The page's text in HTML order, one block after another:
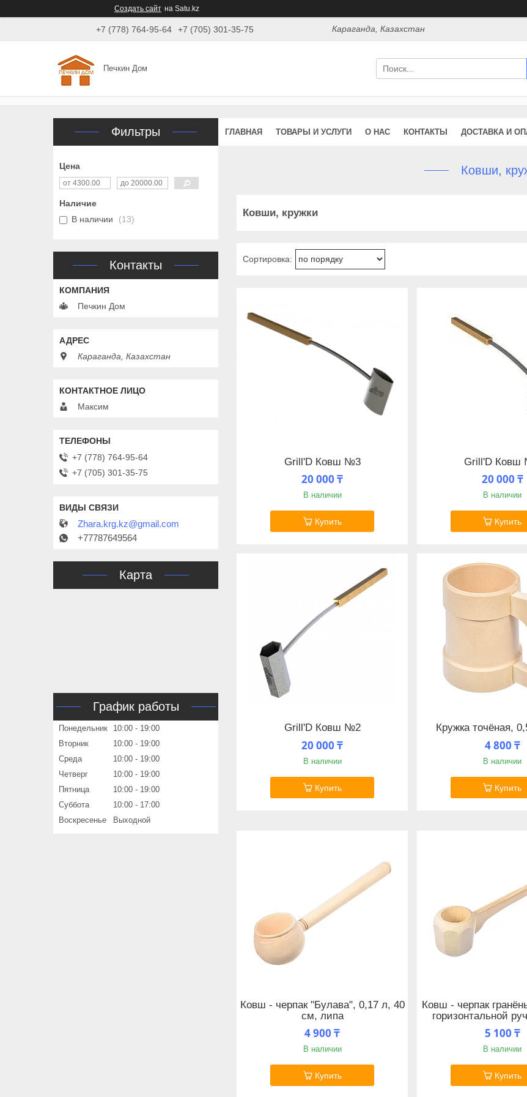
Создать сайт на Satu.kz
+7 (778) 764-95-64 +7 (705) 301-35-75 Караганда, Казахстан
Печкин Дом
ГЛАВНАЯ ТОВАРЫ И УСЛУГИ О НАС КОНТАКТЫ ДОСТАВКА И
Ковши,
Ковши, кружки
Grill'D Ковш №3
20 000 ₸
В наличии
Купить
Grill'D Ковш
20 000 ₸
В наличии
Купить
Grill'D Ковш №2
20 000 ₸
В наличии
Купить
Кружка точёная,
4 800 ₸
В наличии
Купить
Ковш - черпак "Булава", 0,17 л, 40
см, липа
4 900 ₸
В наличии
Купить
Ковш - черпак
горизонтальной
5 100 ₸
В наличии
Купить
Фильтры
Цена
Наличие
В наличии
13
Контакты
Печкин Дом
Караганда, Казахстан
Максим
+7 (778) 764-95-64
+7 (705) 301-35-75
Zhara.krg.kz@gmail.com
+77787649564
Карта
График работы
Понедельник 10:00
19:00
Вторник
10:00
19:00
Среда
10:00
19:00
Четверг
10:00
19:00
Пятница
10:00
19:00
Суббота
10:00
17:00
Воскресенье
Выходной